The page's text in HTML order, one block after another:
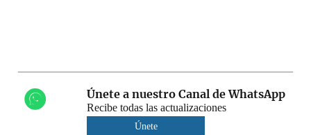
Únete a nuestro Canal de WhatsApp
Recibe todas las actualizaciones
Únete